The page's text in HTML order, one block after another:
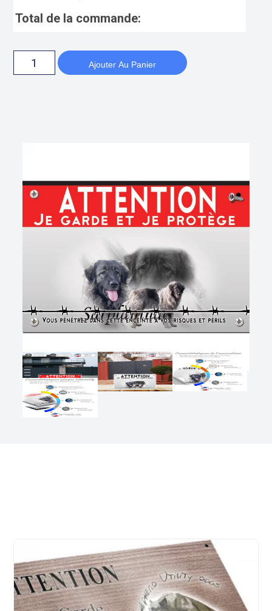
Total de la commande:
Ajouter Au Panier